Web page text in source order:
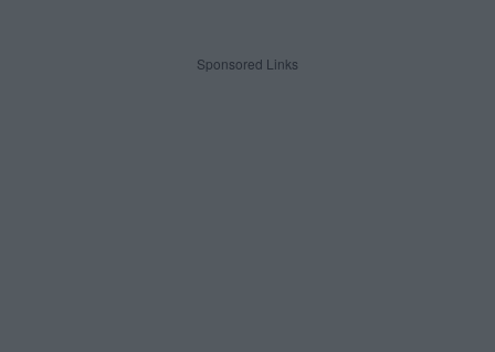
Sponsored Links